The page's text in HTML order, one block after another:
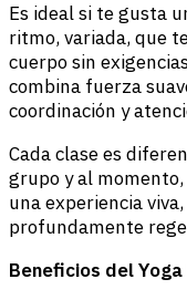
Es ideal si te gusta
ritmo, variada, que
cuerpo sin
combina fuerza
coordinación y
Cada clase es
grupo y al
una experiencia
profundamente
Beneficios del Yoga